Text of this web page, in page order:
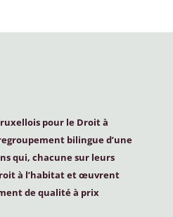
pour le Droit à
bilingue d’une
qui, chacune sur leurs
à l’habitat et œuvrent
de qualité à prix